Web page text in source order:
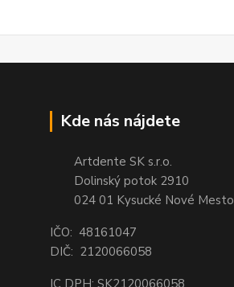
Kde nás nájdete
Artdente SK s.r.o.
Dolinský potok 2910
024 01 Kysucké Nové Mesto
IČO: 48161047
DIČ: 2120066058
IC DPH: SK2120066058